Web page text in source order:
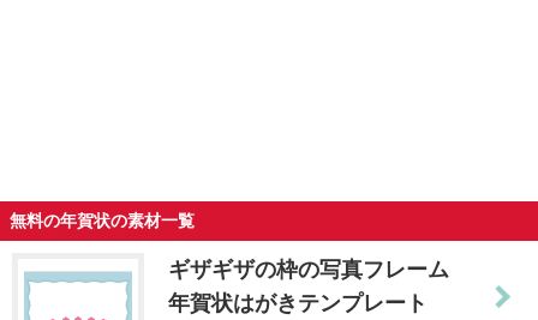
無料の年賀状の素材一覧
ギザギザの枠の写真フレーム
年賀状はがきテンプレート